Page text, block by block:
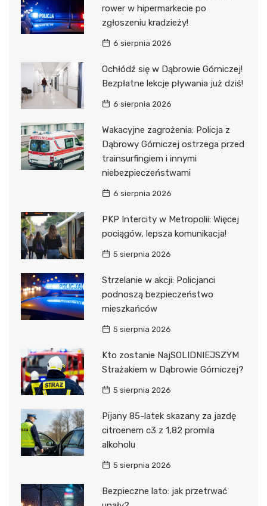
rower w hipermarkecie po
zgłoszeniu kradzieży!
6 sierpnia 2026
Ochłódź się w Dąbrowie Górniczej!
Bezpłatne lekcje pływania już dziś!
6 sierpnia 2026
Wakacyjne zagrożenia: Policja z
Dąbrowy Górniczej ostrzega przed
trainsurfingiem i innymi
niebezpieczeństwami
6 sierpnia 2026
PKP Intercity w Metropolii: Więcej
pociągów, lepsza komunikacja!
5 sierpnia 2026
Strzelanie w akcji: Policjanci
podnoszą bezpieczeństwo
mieszkańców
5 sierpnia 2026
Kto zostanie NajSOLIDNIEJSZYM
Strażakiem w Dąbrowie Górniczej?
5 sierpnia 2026
Pijany 85-latek skazany za jazdę
citroenem c3 z 1,82 promila
alkoholu
5 sierpnia 2026
Bezpieczne lato: jak przetrwać